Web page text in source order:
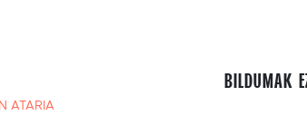
ATARIA
BILDUMAK